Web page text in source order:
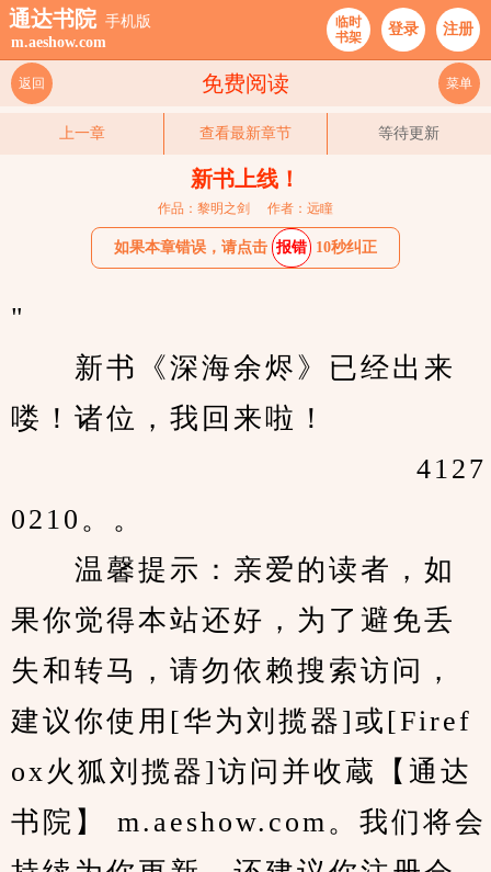
通达书院 手机版
m.aeshow.com
临时
书架
登录 注册
免费阅读
返回 菜单
上一章 查看最新章节 等待更新
新书上线！
作品：黎明之剑 作者：远瞳
如果本章错误，请点击 报错 10秒纠正
新书《深海余烬》已经出来
喽！诸位，我回来啦！
0210。。
温馨提示：亲爱的读者，如
果你觉得本站还好，为了避免丢
失和转马，请勿依赖搜索访问，
建议你使用[华为刘揽器]或[Firef
ox火狐刘揽器]访问并收蔵【通达
书院】 m.aeshow.com。我们将会